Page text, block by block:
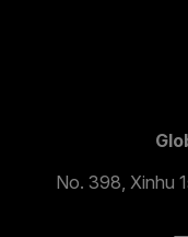
No. 398, Xinhu